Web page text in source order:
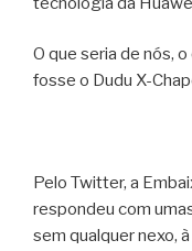
O que seria de nós,
fosse o Dudu X-
Pelo Twitter, a
respondeu com
sem qualquer nexo,